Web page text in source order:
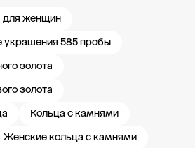
для женщин
585 пробы
золота
золота
Кольца с камнями
Женские кольца с камнями